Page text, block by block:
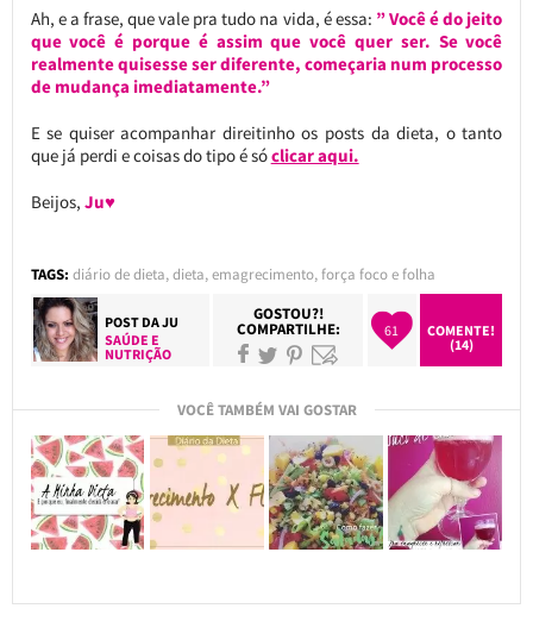
Ah, e a frase, que vale pra tudo na vida, é essa: ” Você é do jeito
que você é porque é assim que você quer ser. Se você
realmente quisesse ser diferente, começaria num processo
de mudança imediatamente.”
E se quiser acompanhar direitinho os posts da dieta, o tanto
que já perdi e coisas do tipo é sóclicar aqui.
Beijos, Ju♥
TAGS: diário de dieta,dieta,emagrecimento,força foco e folha
POST DAJU
SAÚDE E
NUTRIÇÃO
GOSTOU?!
COMPARTILHE: 61
COMENTE!
(14)
VOCÊ TAMBÉM VAI GOSTAR